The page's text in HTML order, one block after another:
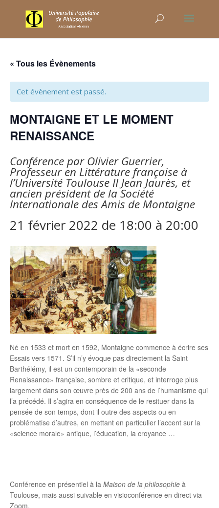
« Tous les Évènements
Cet évènement est passé.
MONTAIGNE ET LE MOMENT
RENAISSANCE
Conférence par Olivier Guerrier,
Professeur en Littérature française à
l’Université Toulouse II Jean Jaurès, et
ancien président de la Société
Internationale des Amis de Montaigne
21 février 2022 de 18:00 à 20:00
Né en 1533 et mort en 1592, Montaigne commence à écrire ses
Essais vers 1571. S’il n’y évoque pas directement la Saint
Barthélémy, il est un contemporain de la «seconde
Renaissance» française, sombre et critique, et interroge plus
largement dans son œuvre près de 200 ans de l’humanisme qui
l’a précédé. Il s’agira en conséquence de le resituer dans la
pensée de son temps, dont il outre des aspects ou en
problématise d’autres, en mettant en particulier l’accent sur la
«science morale» antique, l’éducation, la croyance …
Conférence en présentiel à la Maison de la philosophie à
Toulouse, mais aussi suivable en visioconférence en direct via
Zoom.